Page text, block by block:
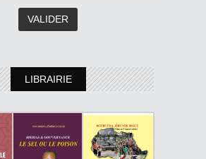
LIBRAIRIE